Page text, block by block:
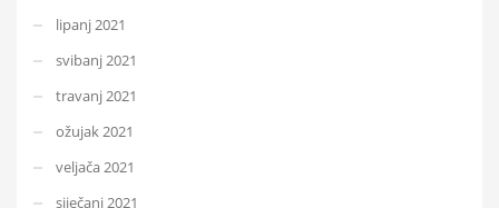
lipanj 2021
svibanj 2021
travanj 2021
ožujak 2021
veljača 2021
siječanj 2021